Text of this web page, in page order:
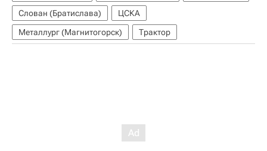
Слован (Братислава)
ЦСКА
Металлург (Магнитогорск)
Трактор